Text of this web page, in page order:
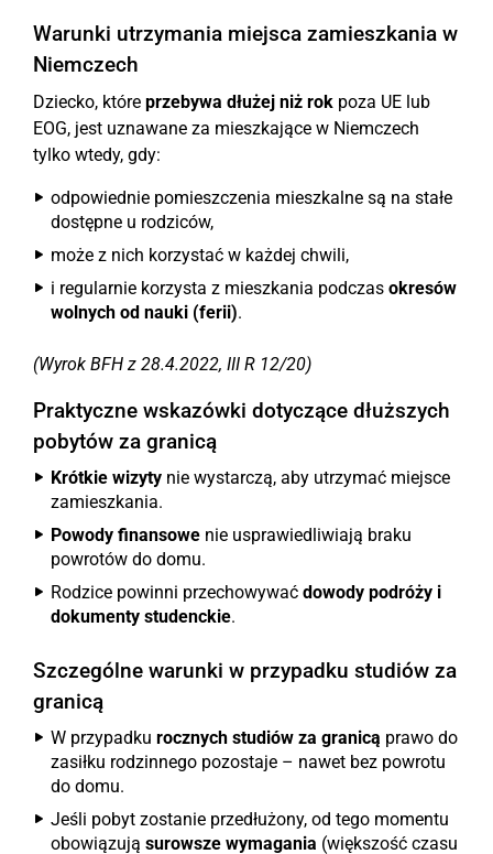
Warunki utrzymania miejsca zamieszkania w
Niemczech
Dziecko, które przebywa dłużej niż rok poza UE lub
EOG, jest uznawane za mieszkające w Niemczech
tylko wtedy, gdy:
odpowiednie pomieszczenia mieszkalne są na stałe
dostępne u rodziców,
może z nich korzystać w każdej chwili,
i regularnie korzysta z mieszkania podczas okresów
wolnych od nauki (ferii).
(Wyrok BFH z 28.4.2022, III R 12/20)
Praktyczne wskazówki dotyczące dłuższych
pobytów za granicą
Krótkie wizyty nie wystarczą, aby utrzymać miejsce
zamieszkania.
Powody finansowe nie usprawiedliwiają braku
powrotów do domu.
Rodzice powinni przechowywać dowody podróży i
dokumenty studenckie.
Szczególne warunki w przypadku studiów za
granicą
W przypadku rocznych studiów za granicą prawo do
zasiłku rodzinnego pozostaje – nawet bez powrotu
do domu.
Jeśli pobyt zostanie przedłużony, od tego momentu
obowiązują surowsze wymagania (większość czasu